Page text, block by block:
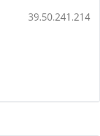
39.50.241.214